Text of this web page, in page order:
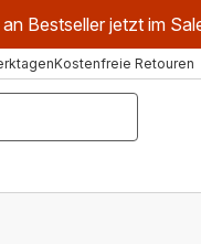
Bestseller jetzt im
Kostenfreie Retouren